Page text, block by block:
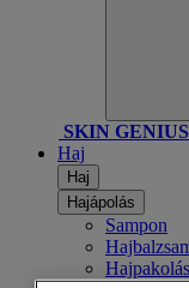
SKIN GENIUS
Haj
Haj
Hajápolás
Sampon
Hajpakolás